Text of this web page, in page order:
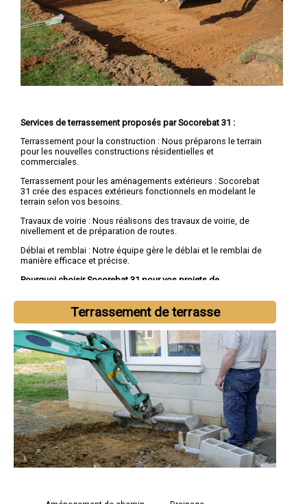
Services de terrassement proposés par Socorebat 31 :
Terrassement pour la construction : Nous préparons le terrain
pour les nouvelles constructions résidentielles et
commerciales.
Terrassement pour les aménagements extérieurs : Socorebat
31 crée des espaces extérieurs fonctionnels en modelant le
terrain selon vos besoins.
Travaux de voirie : Nous réalisons des travaux de voirie, de
nivellement et de préparation de routes.
Déblai et remblai : Notre équipe gère le déblai et le remblai de
manière efficace et précise.
Pourquoi choisir Socorebat 31 pour vos projets de
Expertise technique : Notre équipe d'experts possède une
connaissance approfondie des techniques de terrassement et
des équipements les plus avancés.
Engagement envers la qualité : Socorebat 31 s'engage à fournir
des services de terrassement de haute qualité, en respectant
les délais et les budgets.
Responsabilité environnementale : Nous travaillons dans le
respect de l'environnement et mettons en place des pratiques
durables sur nos chantiers.
Terrassement de terrasse